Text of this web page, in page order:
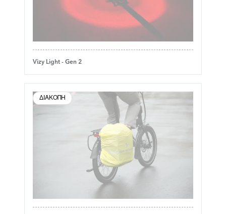
Vizy Light - Gen 2
ΔΙΑΚΟΠΉ